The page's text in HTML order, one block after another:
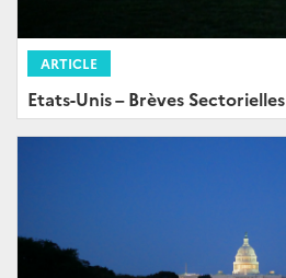
ARTICLE
Etats-Unis – Brèves Sectorielles